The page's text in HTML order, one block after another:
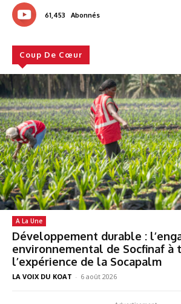
61,453 Abonnés
Coup De Cœur
A La Une
Développement durable :
environnemental de Socfinaf à
l’expérience de la Socapalm
LA VOIX DU KOAT - 6 août 2026